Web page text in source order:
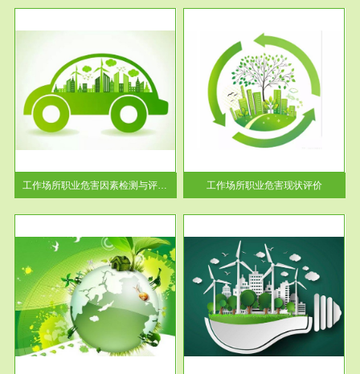
工作场所职业危害因素检测与评价...
服务范围
工作场所职业危害现状评价
【现状评价意义】：具体因素---
-通过质谱分析等多种手段明确
工作场...
工作场所职业危害现状评价
服务范围
废气测试
检测范围工业废气检测包括有机
废气和无机废气。有机废气主要